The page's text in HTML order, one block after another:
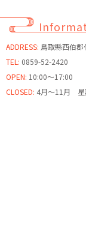
ADDRESS: 鳥取縣西伯
TEL: 0859-52-2420
OPEN: 10:00～17:00
CLOSED: 4月～11月 星